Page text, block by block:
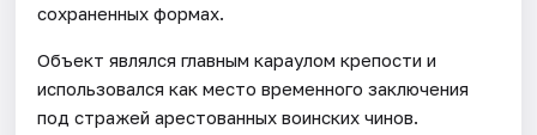
сохраненных формах.
Объект являлся главным караулом крепости и
использовался как место временного заключения
под стражей арестованных воинских чинов.